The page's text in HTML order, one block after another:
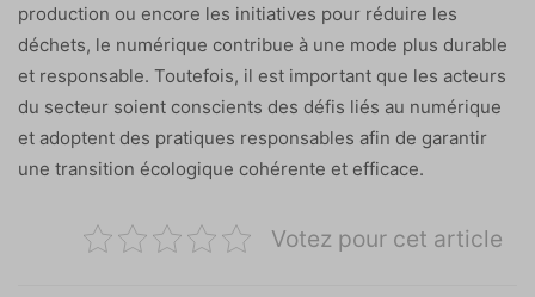
production ou encore les initiatives pour réduire les
déchets, le numérique contribue à une mode plus durable
et responsable. Toutefois, il est important que les acteurs
du secteur soient conscients des défis liés au numérique
et adoptent des pratiques responsables afin de garantir
une transition écologique cohérente et efficace.
Votez pour cet article